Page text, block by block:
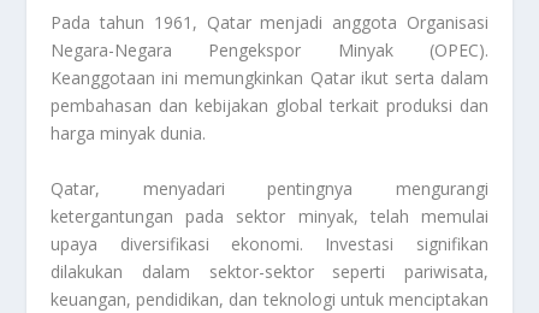
Pada tahun 1961, Qatar menjadi anggota Organisasi
Negara-Negara Pengekspor Minyak (OPEC).
Keanggotaan ini memungkinkan Qatar ikut serta dalam
pembahasan dan kebijakan global terkait produksi dan
harga minyak dunia.
Qatar, menyadari pentingnya mengurangi
ketergantungan pada sektor minyak, telah memulai
upaya diversifikasi ekonomi. Investasi signifikan
dilakukan dalam sektor-sektor seperti pariwisata,
keuangan, pendidikan, dan teknologi untuk menciptakan